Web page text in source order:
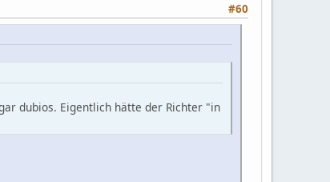
#60
dubios. Eigentlich hätte der Richter "in